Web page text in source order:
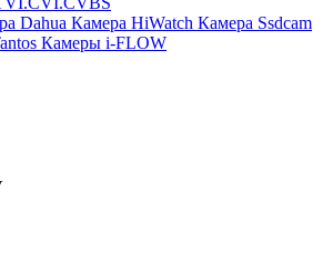
Dahua Камера HiWatch Камера Ssdcam
Камеры i-FLOW